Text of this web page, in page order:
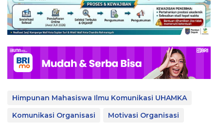
Himpunan Mahasiswa Ilmu Komunikasi UHAMKA
Komunikasi Organisasi
Motivasi Organisasi